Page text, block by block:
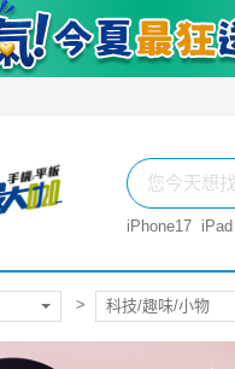
iPhone17 iPad
科技/趣味/小物